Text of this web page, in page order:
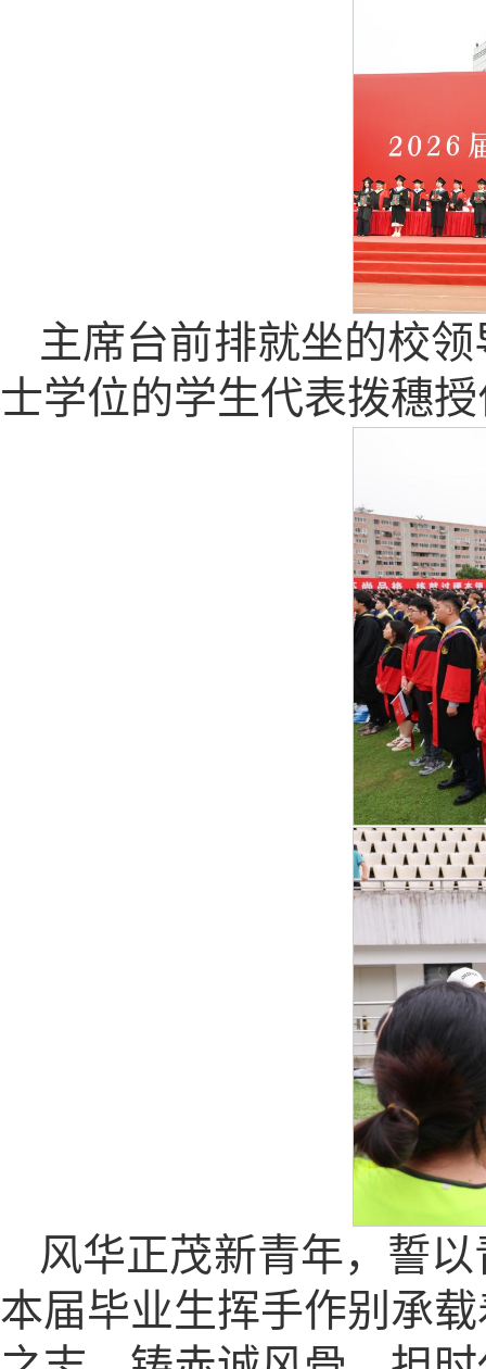
主席台前排就坐的校
士学位的学生代表拨穗
风华正茂新青年，誓
本届毕业生挥手作别承